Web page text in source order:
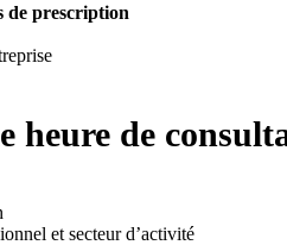
de prescription
heure de
et secteur d’activité